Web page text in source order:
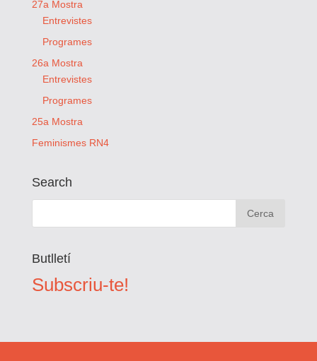
27a Mostra
Entrevistes
Programes
26a Mostra
Entrevistes
Programes
25a Mostra
Feminismes RN4
Search
Butlletí
Subscriu-te!